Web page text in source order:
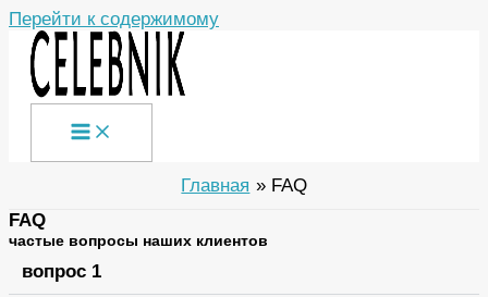
Перейти к содержимому
Главная
FAQ
FAQ
частые вопросы наших клиентов
вопрос 1